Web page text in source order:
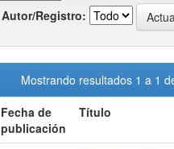
Autor/Registro:
Mostrando resultados 1 a 1
Fecha de
publicación
Título